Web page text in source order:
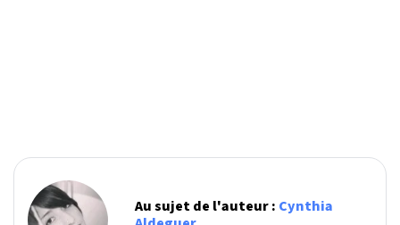
Au sujet de l'auteur : Cynthia